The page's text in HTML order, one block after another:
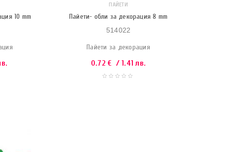
10 mm
ПАЙЕТИ
Пайети- обли за декорация 8 mm
514022
Пайети за декорация
0.72€ / 1.41 лв.